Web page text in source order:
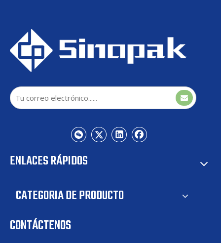
aire exterior Sinopak de 10
kV para interconectividad de
agua interior de Sinopak
10kV para tren de
STATCOM interior
ENLACES RÁPIDOS
CATEGORIA DE PRODUCTO
CONTÁCTENOS